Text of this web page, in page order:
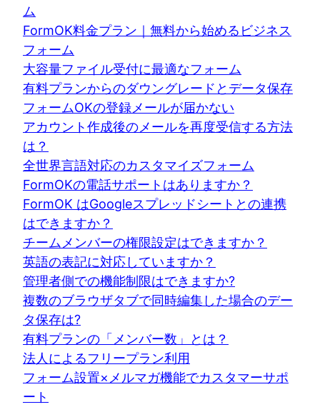
ム
FormOK料金プラン｜無料から始めるビジネス
フォーム
大容量ファイル受付に最適なフォーム
有料プランからのダウングレードとデータ保存
フォームOKの登録メールが届かない
アカウント作成後のメールを再度受信する方法
は？
全世界言語対応のカスタマイズフォーム
FormOKの電話サポートはありますか？
FormOK はGoogleスプレッドシートとの連携
はできますか？
チームメンバーの権限設定はできますか？
英語の表記に対応していますか？
管理者側での機能制限はできますか?
複数のブラウザタブで同時編集した場合のデー
タ保存は?
有料プランの「メンバー数」とは？
法人によるフリープラン利用
フォーム設置×メルマガ機能でカスタマーサポ
ート